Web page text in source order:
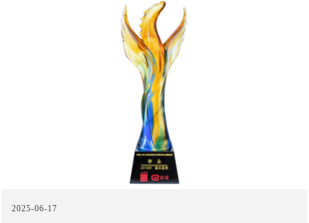
2025-06-17